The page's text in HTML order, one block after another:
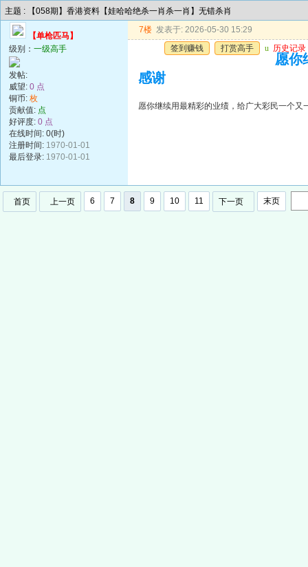
主题 : 【058期】香港资料【娃哈哈绝杀一肖杀一肖】无错杀肖
【单枪匹马】
级别： 一级高手
发帖:
威望: 0 点
铜币: 枚
贡献值: 点
好评度: 0 点
在线时间: 0(时)
注册时间: 1970-01-01
最后登录: 1970-01-01
7楼 发表于: 2026-05-30 15:29
签到赚钱
打赏高手 u 历史记录
愿你
感谢
愿你继续用最精彩的业绩，给广大彩民一个又
首页 上一页 6 7 8 9 10 11 下一页 末页